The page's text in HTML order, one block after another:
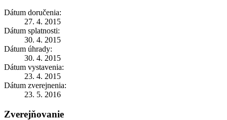
Dátum doručenia:
27. 4. 2015
Dátum splatnosti:
30. 4. 2015
Dátum úhrady:
30. 4. 2015
Dátum vystavenia:
23. 4. 2015
Dátum zverejnenia:
23. 5. 2016
Zverejňovanie